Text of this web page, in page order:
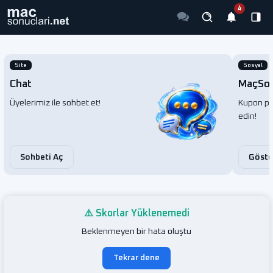
Site
Chat
Üyelerimiz ile sohbet et!
Sohbeti Aç
Sosyal
Kupon
edin!
⚠️ Skorlar Yüklenemedi
Beklenmeyen bir hata oluştu
Tekrar dene